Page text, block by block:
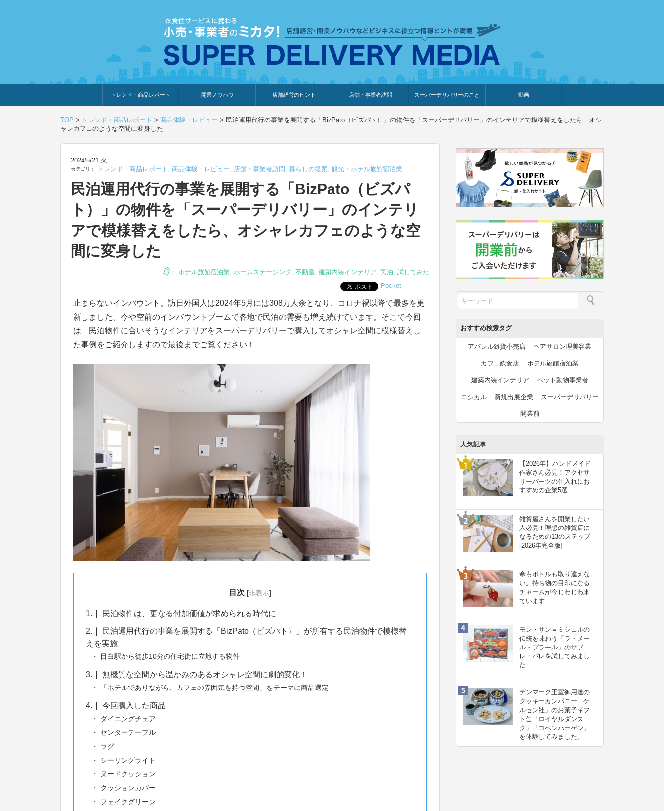
トレンド・商品レポート
トレンド・特集
人気ランキング
出展企業のおすすめ
商品体験・レビュー
暮らしの提案
開業ノウハウ
開業までの道のり
開業知識・情報
店舗経営のヒント
ウェブ集客・販売促進
仕入れ
展示会情報
接客・販売
知識情報
販促カレンダー
集客・販売促進
店舗・事業者訪問
アパレル店
カフェ・飲食店
ペットサロン
メーカー
他の業種
美容サロン
観光・ホテル旅館宿泊業
食料品店
スーパーデリバリーのこと
SD export
お知らせ
イベント・プレゼント企画
セミナー・調査レポート
体験型イベント・動画告知
外部メディア掲載
新規出展メーカー
動画
ライブコマース
TOP > トレンド・商品レポート > 商品体験・レビュー > 民泊運用代行の事業を展開する「BizPato（ビズパト）」の物件を「スーパーデリバリー」のインテリアで模様替えをしたら、オシ
ャレカフェのような空間に変身した
2024/5/21 火
カテゴリ： トレンド・商品レポート , 商品体験・レビュー, 店舗・事業者訪問 , 暮らしの提案, 観光・ホテル旅館宿泊業
民泊運用代行の事業を展開する「BizPato（ビズパ
ト）」の物件を「スーパーデリバリー」のインテリ
アで模様替えをしたら、オシャレカフェのような空
間に変身した
： ホテル旅館宿泊業, ホームステージング, 不動産, 建築内装インテリア, 民泊, 試してみた
Pocket
止まらないインバウント。訪日外国人は2024年5月には308万人余となり、コロナ禍以降で最多を更
新しました。今や空前のインバウントブームで各地で民泊の需要も増え続けています。そこで今回
は、民泊物件に合いそうなインテリアをスーパーデリバリーで購入してオシャレ空間に模様替えし
た事例をご紹介しますので最後までご覧ください！
目次 [非表示]
1. 民泊物件は、更なる付加価値が求められる時代に
2.
民泊運用代行の事業を展開する「BizPato（ビズパト）」が所有する民泊物件で模様替
えを実施
目白駅から徒歩10分の住宅街に立地する物件
3. 無機質な空間から温かみのあるオシャレ空間に劇的変化！
「ホテルでありながら、カフェの雰囲気を持つ空間」をテーマに商品選定
4. 今回購入した商品
ダイニングチェア
センターテーブル
ラグ
シーリングライト
ヌードクッション
クッションカバー
フェイクグリーン
おすすめ検索タグ
アパレル雑貨小売店 ヘアサロン理美容業
カフェ飲食店 ホテル旅館宿泊業
建築内装インテリア ペット動物事業者
エシカル 新規出展企業 スーパーデリバリー
開業前
人気記事
【2026年】ハンドメイド
作家さん必見！アクセサ
リーパーツの仕入れにお
すすめの企業5選
雑貨屋さんを開業したい
人必見！理想の雑貨店に
なるための13のステップ
[2026年完全版]
傘もボトルも取り違えな
い。持ち物の目印になる
チャームが今じわじわ来
ています
モン・サン＝ミシェルの
伝統を味わう「ラ・メー
ル・プラール」のサブ
レ・パレを試してみまし
た
デンマーク王室御用達の
クッキーカンパニー「ケ
ルセン社」のお菓子ギフ
ト缶「ロイヤルダンス
ク」「コペンハーゲン」
を体験してみました。